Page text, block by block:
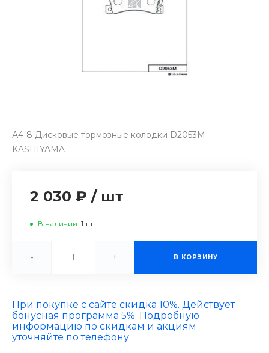
А4-8 Дисковые тормозные колодки D2053M
KASHIYAMA
2 030 ₽ / шт
В наличии 1 шт
- + В КОРЗИНУ
При покупке с сайте скидка 10%. Действует
бонусная программа 5%. Подробную
информацию по скидкам и акциям
уточняйте по телефону.